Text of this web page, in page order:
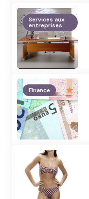
Services aux
entreprises
Finance